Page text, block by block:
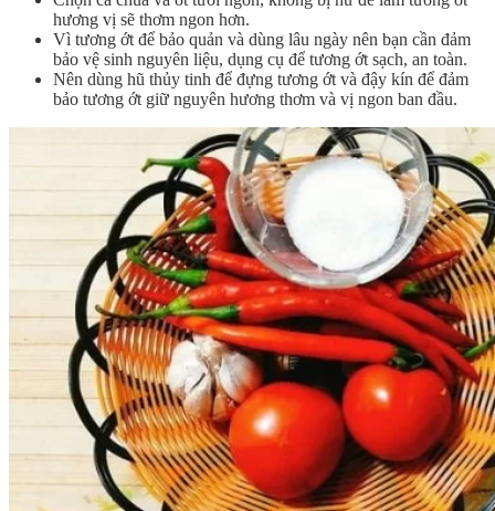
hương vị sẽ thơm ngon hơn.
Vì tương ớt để bảo quản và dùng lâu ngày nên bạn cần đảm
bảo vệ sinh nguyên liệu, dụng cụ để tương ớt sạch, an toàn.
Nên dùng hũ thủy tinh để đựng tương ớt và đậy kín để đảm
bảo tương ớt giữ nguyên hương thơm và vị ngon ban đầu.